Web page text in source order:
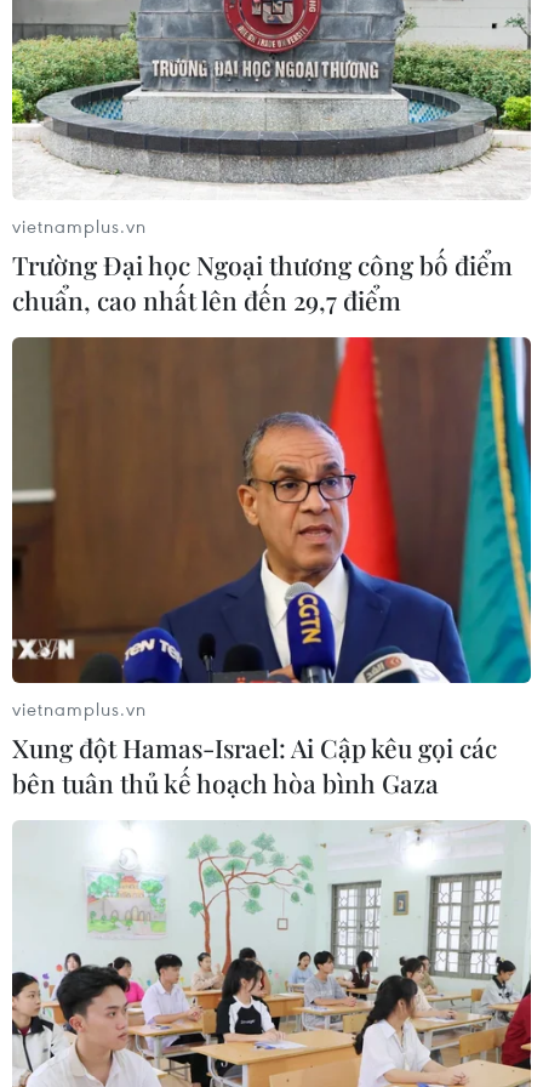
năm tuổi của Nhật Bản
09/08/2026 22:46
Nghịch lý tại các cường quốc du lịch
Địa Trung Hải
Khám phá điểm du lịch nổi
tiếng Mũi Tobizina ở Nga
Đà Nẵng: Sôi nổi các hoạt
động giao lưu tại Lễ hội Việt Nam -
Những lý do khiến du khách Ấn Độ
chuyển hướng sang Việt Nam
Thánh đường Emir Abdelkader -
biểu tượng của kiến trúc, văn hóa và
tri thức
08/08/2026 22:05
Thánh đường Emir
Abdelkader - biểu tượng văn hóa,
tôn giáo của Constantine
vietnamplus.vn
Trường Đại học Ngoại thương công bố điểm
chuẩn, cao nhất lên đến 29,7 điểm
vietnamplus.vn
Xung đột Hamas-Israel: Ai Cập kêu gọi các
bên tuân thủ kế hoạch hòa bình Gaza